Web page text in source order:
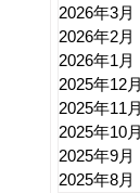
の記事
2026年3月
2026年2月
2026年1月
2025年12月
2025年11月
2025年10月
2025年9月
2025年8月